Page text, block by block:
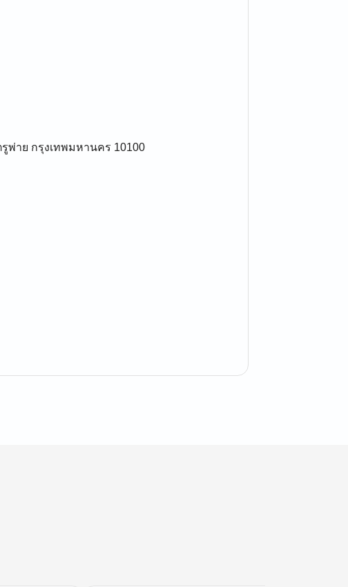
พ่าย กรุงเทพมหานคร 10100